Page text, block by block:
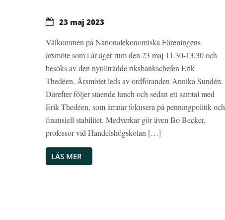
23 maj 2023
Välkommen på Nationalekonomiska Föreningens
årsmöte som i år äger rum den 23 maj 11.30-13.30 och
besöks av den nytillträdde riksbankschefen Erik
Thedéen. Årsmötet leds av ordföranden Annika Sundén.
Därefter följer stående lunch och sedan ett samtal med
Erik Thedéen, som ämnar fokusera på penningpolitik och
finansiell stabilitet. Medverkar gör även Bo Becker,
professor vid Handelshögskolan […]
LÄS MER